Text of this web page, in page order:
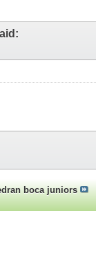
boca juniors